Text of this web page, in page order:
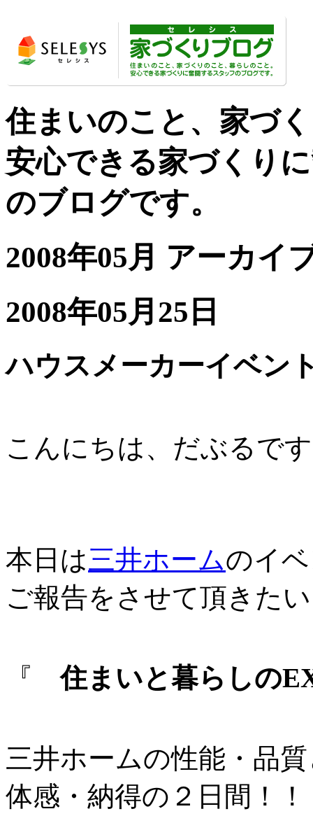
住まいのこと、家づ
安心できる家づくり
のブログです。
2008年05月 アーカイ
2008年05月25日
ハウスメーカーイベ
こんにちは、だぶるで
本日は三井ホームのイ
ご報告をさせて頂きた
『住まいと暮らしの
三井ホームの性能・品
体感・納得の２日間！！